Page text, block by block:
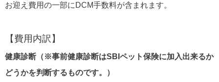
お迎え費用の一部にDCM手数料が含まれます。
【費用内訳】
健康診断（※事前健康診断はSBIペット保険に加入出来るか
どうかを判断するものです。）